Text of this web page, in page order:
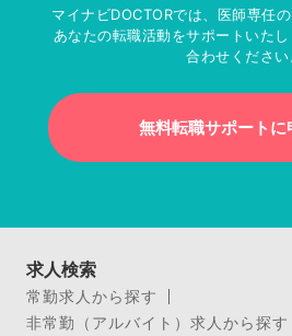
マイナビDOCTORでは、医師専任
あなたの転職活動をサポートいた
合わせください
無料転職サポートに
求人検索
常勤求人から探す
非常勤（アルバイト）求人から探す